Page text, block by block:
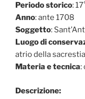
Periodo storico:
Anno: ante 1708
Soggetto:
Luogo di
atrio della sacrestia
Materia e tecnica:
Descrizione: